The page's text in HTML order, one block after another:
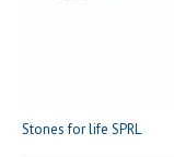
Stones for life SPRL